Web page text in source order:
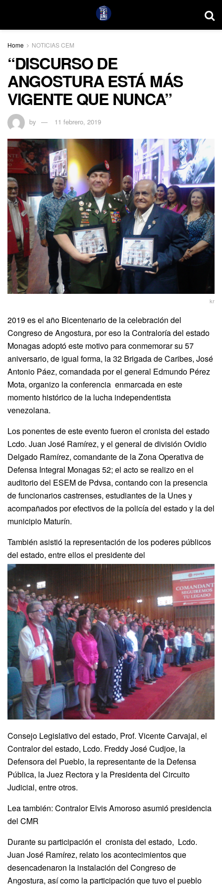
Home NOTICIAS CEM
“DISCURSO DE
ANGOSTURA ESTÁ MÁS
VIGENTE QUE NUNCA”
by 11 febrero, 2019
kr
2019 es el año Bicentenario de la celebración del
Congreso de Angostura, por eso la Contraloría del estado
Monagas adoptó este motivo para conmemorar su 57
aniversario, de igual forma, la 32 Brigada de Caribes, José
Antonio Páez, comandada por el general Edmundo Pérez
Mota, organizo la conferencia enmarcada en este
momento histórico de la lucha independentista
venezolana.
Los ponentes de este evento fueron el cronista del estado
Lcdo. Juan José Ramírez, y el general de división Ovidio
Delgado Ramírez, comandante de la Zona Operativa de
Defensa Integral Monagas 52; el acto se realizo en el
auditorio del ESEM de Pdvsa, contando con la presencia
de funcionarios castrenses, estudiantes de la Unes y
acompañados por efectivos de la policía del estado y la del
municipio Maturín.
También asistió la representación de los poderes públicos
del estado, entre ellos el presidente del
Consejo Legislativo del estado, Prof. Vicente Carvajal, el
Contralor del estado, Lcdo. Freddy José Cudjoe, la
Defensora del Pueblo, la representante de la Defensa
Pública, la Juez Rectora y la Presidenta del Circuito
Judicial, entre otros.
Lea también: Contralor Elvis Amoroso asumió presidencia
del CMR
Durante su participación el cronista del estado, Lcdo.
Juan José Ramírez, relato los acontecimientos que
desencadenaron la instalación del Congreso de
Angostura, así como la participación que tuvo el pueblo